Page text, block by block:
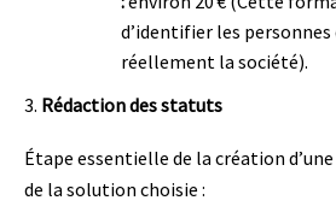
d’identifier les
réellement la société).
3. Rédaction des statuts
Étape essentielle de la création d’une
de la solution choisie :